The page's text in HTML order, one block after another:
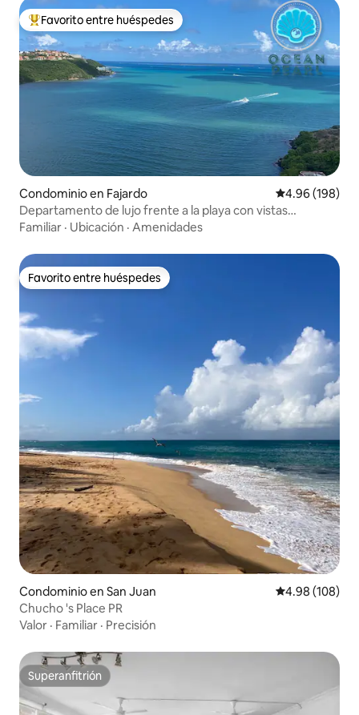
De los mejores en Favorito entre huéspedes
Favorito entre huéspedes
Condominio en Fajardo Calificación
4.96 (198)
Departamento de lujo frente a la playa con vistas
increíbles
Familiar · Ubicación · Amenidades
Favorito entre huéspedes
Favorito entre huéspedes
Condominio en San Juan Calificación
4.98 (108)
Chucho 's Place PR
Valor · Familiar · Precisión
Superanfitrión
Superanfitrión